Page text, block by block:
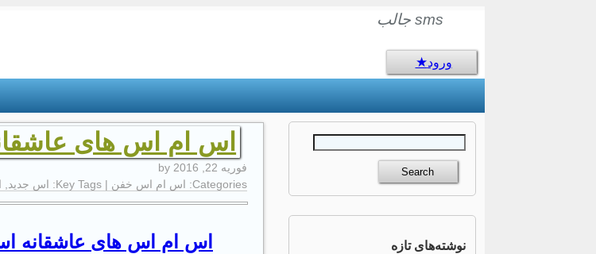
sms جالب
ورود
اس ام اس های
فوریه 22, 2016
Categories:
اس ام اس خفن | Key Tags: اس جدید
اس ام اس های عاشقانه
نوشته‌های تازه